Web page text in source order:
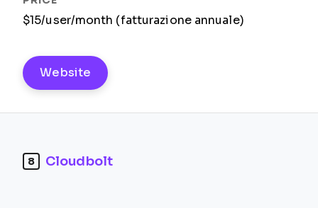
$15/user/month (fatturazione annuale)
Website
8 Cloudbolt